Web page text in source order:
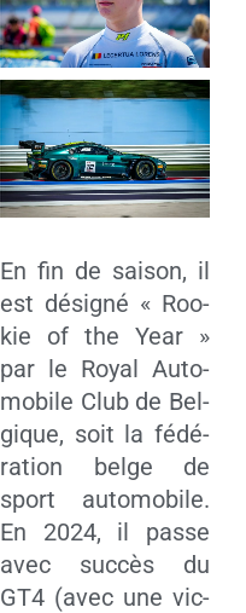
En fin de sai­son, il
est dési­gné « Roo­
kie of the Year »
par le Royal Auto­
mo­bile Club de Bel­
gique, soit la fédé­
ra­tion belge de
sport auto­mo­bile.
En 2024, il passe
avec suc­cès du
GT4 (avec une vic­